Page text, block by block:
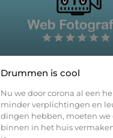
Drummen is cool
Nu we door corona al een
minder verplichtingen en
dingen hebben, moeten we
binnen in het huis